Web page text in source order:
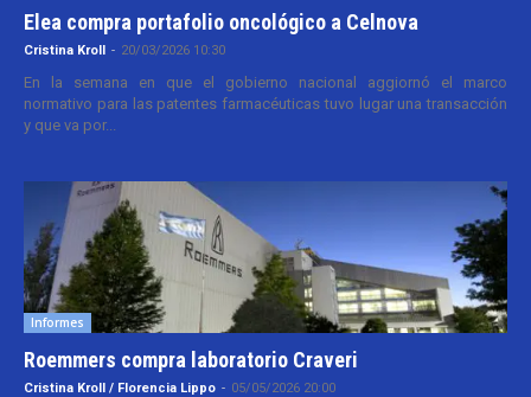
Elea compra portafolio oncológico a Celnova
Cristina Kroll - 20/03/2026 10:30
En la semana en que el gobierno nacional aggiornó el marco
normativo para las patentes farmacéuticas tuvo lugar una transacción
y que va por...
Informes
Roemmers compra laboratorio Craveri
Cristina Kroll / Florencia Lippo - 05/05/2026 20:00